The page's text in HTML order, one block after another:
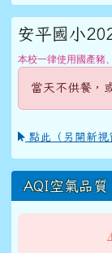
安平國小
本校一律使用國產豬
當天不供餐，
點此（另開新視
AQI空氣品質